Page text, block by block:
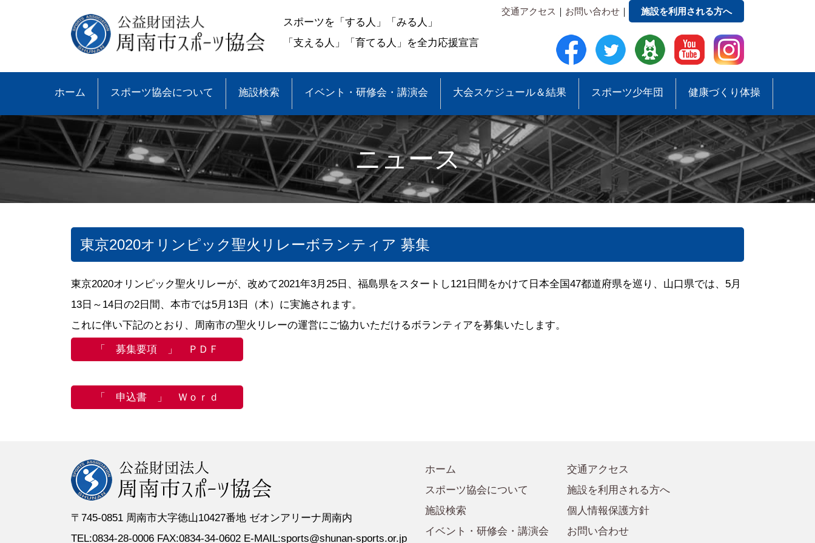
スポーツを「する人」「みる人」
「支える人」「育てる人」を全力応援宣言
交通アクセス ｜ お問い合わせ ｜ 施設を利用される方へ
ホーム スポーツ協会について
●諸規則
●専門委員会規程
●特別委員会運営規程
●加盟団体
●事業報告
●事業計画
●事務局へのアクセス
●事務局への質問・お問合せ
●賛助会員規定
施設検索 イベント・研修会・講演会 大会スケジュール＆結果
●大会情報＆結果
スポーツ少年団
●スポーツ少年団とは
●登録スポーツ少年団
●スポーツ少年団大会情報
●スポーツ少年団諸規定
●各種申請・報告書 ●スポーツ少年団助成事業
健康づくり体操
ニュース
東京2020オリンピック聖火リレーボランティア 募集
東京2020オリンピック聖火リレーが、改めて2021年3月25日、福島県をスタートし121日間をかけて日本全国47都道府県を巡り、山口県では、5月
13日～14日の2日間、本市では5月13日（木）に実施されます。
これに伴い下記のとおり、周南市の聖火リレーの運営にご協力いただけるボランティアを募集いたします。
「 募集要項 」 ＰＤＦ
「 申込書 」 Ｗｏｒｄ
〒745-0851 周南市大字徳山10427番地 ゼオンアリーナ周南内
TEL:0834-28-0006 FAX:0834-34-0602 E-MAIL:sports@shunan-sports.or.jp
ホーム
スポーツ協会について
施設検索
イベント・研修会・講演会
交通アクセス
施設を利用される方へ
個人情報保護方針
お問い合わせ